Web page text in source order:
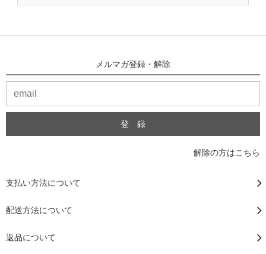
メルマガ登録・解除
解除の方はこちら
支払い方法について
配送方法について
返品について